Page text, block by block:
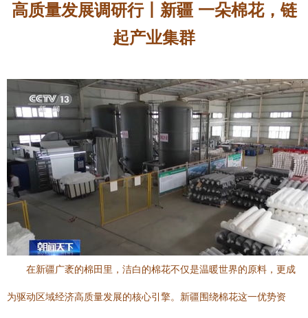
高质量发展调研行丨新疆 一朵棉花，链
起产业集群
在新疆广袤的棉田里，洁白的棉花不仅是温暖世界的原料，更成
为驱动区域经济高质量发展的核心引擎。新疆围绕棉花这一优势资